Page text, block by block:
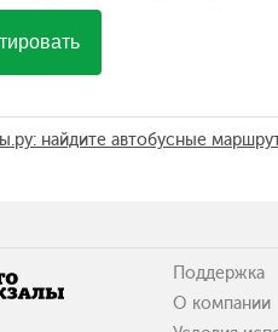
найдите автобусные
Поддержка
О компании